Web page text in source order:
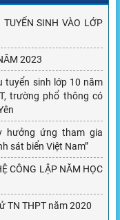
SINH VÀO LỚP
2023
tuyển sinh lớp 10 năm
trường phổ thông có
v hưởng ứng tham gia
sát biển Việt Nam”
CÔNG LẬP NĂM HỌC
TN THPT năm 2020